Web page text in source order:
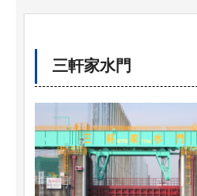
三軒家水門